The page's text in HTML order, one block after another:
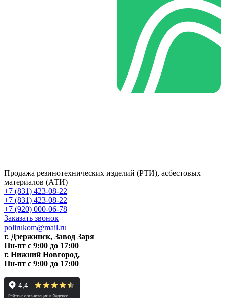
Продажа резинотехнических изделий (РТИ), асбестовых
материалов (АТИ)
+7 (831) 423-08-22
+7 (831) 423-08-22
+7 (920) 000-06-78
Заказать звонок
polirukom@mail.ru
г. Дзержинск, Завод Заря
Пн-пт c 9:00 до 17:00
г. Нижний Новгород,
Пн-пт c 9:00 до 17:00